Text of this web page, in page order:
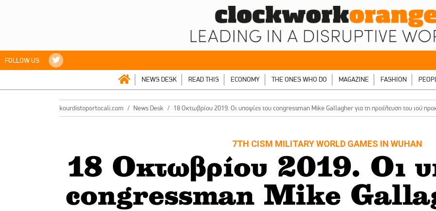
FOLLOW US
NEWS DESK READ THIS ECONOMY THE ONES WHO DO MAGAZINE FASHION
kourdistoportocali.com News Desk 18 Οκτωβρίου 2019. Οι υποψίες του congressman Mike Gallagher για τη προέλευση του ιού
7TH CISM MILITARY WORLD GAMES IN WUHAN
18 Οκτωβρίου 2019. Οι
congressman Mike